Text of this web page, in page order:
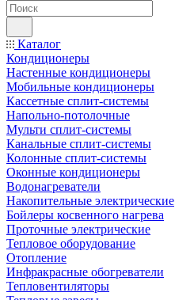
Каталог
Кондиционеры
Настенные кондиционеры
Мобильные кондиционеры
Кассетные сплит-системы
Напольно-потолочные
Мульти сплит-системы
Канальные сплит-системы
Колонные сплит-системы
Оконные кондиционеры
Водонагреватели
Накопительные электрические
Бойлеры косвенного нагрева
Проточные электрические
Тепловое оборудование
Отопление
Инфракрасные обогреватели
Тепловентиляторы